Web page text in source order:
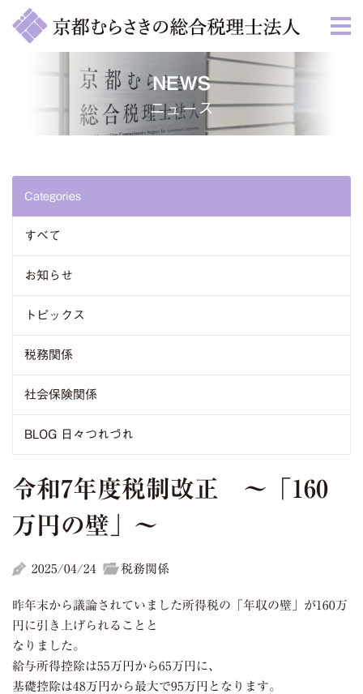
NEWS
ニュース
Categories
すべて
お知らせ
トピックス
税務関係
社会保険関係
BLOG 日々つれづれ
令和7年度税制改正 ～「160
万円の壁」～
2025/04/24 税務関係
昨年末から議論されていました所得税の「年収の壁」が160万
円に引き上げられることと
なりました。
給与所得控除は55万円から65万円に、
基礎控除は48万円から最大で95万円となります。